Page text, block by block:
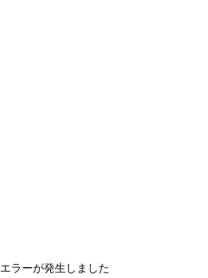
エラーが発生しました